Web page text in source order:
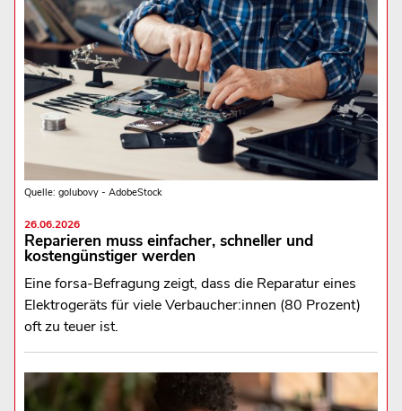
Quelle: golubovy - AdobeStock
26.06.2026
Reparieren muss einfacher, schneller und
kostengünstiger werden
Eine forsa-Befragung zeigt, dass die Reparatur eines
Elektrogeräts für viele Verbaucher:innen (80 Prozent)
oft zu teuer ist.